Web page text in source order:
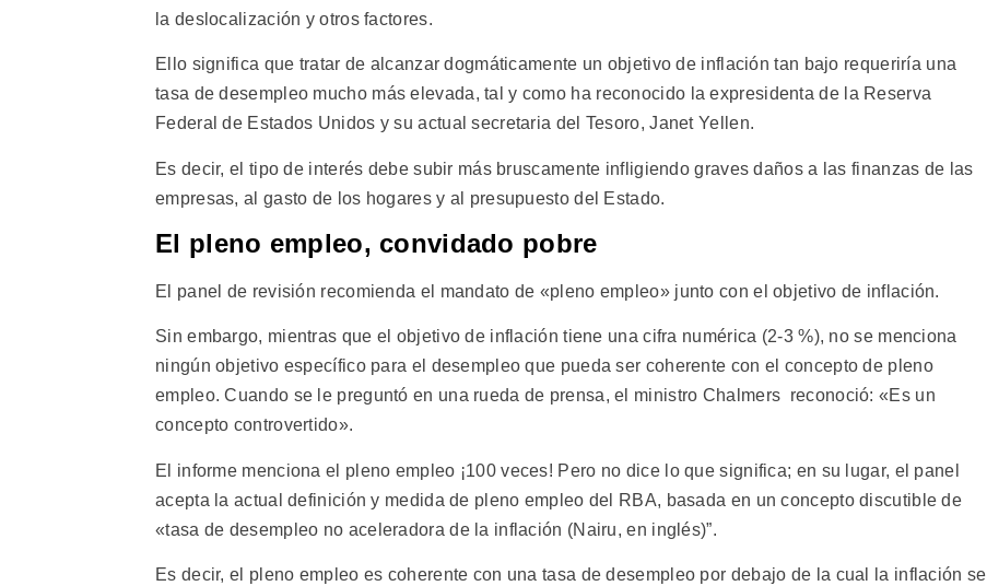
la deslocalización y otros factores.
Ello significa que tratar de alcanzar dogmáticamente un objetivo de inflación tan bajo requeriría una
tasa de desempleo mucho más elevada, tal y como ha reconocido la expresidenta de la Reserva
Federal de Estados Unidos y su actual secretaria del Tesoro, Janet Yellen.
Es decir, el tipo de interés debe subir más bruscamente infligiendo graves daños a las finanzas de las
empresas, al gasto de los hogares y al presupuesto del Estado.
El pleno empleo, convidado pobre
El panel de revisión recomienda el mandato de «pleno empleo» junto con el objetivo de inflación.
Sin embargo, mientras que el objetivo de inflación tiene una cifra numérica (2-3 %), no se menciona
ningún objetivo específico para el desempleo que pueda ser coherente con el concepto de pleno
empleo. Cuando se le preguntó en una rueda de prensa, el ministro Chalmers reconoció: «Es un
concepto controvertido».
El informe menciona el pleno empleo ¡100 veces! Pero no dice lo que significa; en su lugar, el panel
acepta la actual definición y medida de pleno empleo del RBA, basada en un concepto discutible de
«tasa de desempleo no aceleradora de la inflación (Nairu, en inglés)”.
Es decir, el pleno empleo es coherente con una tasa de desempleo por debajo de la cual la inflación se